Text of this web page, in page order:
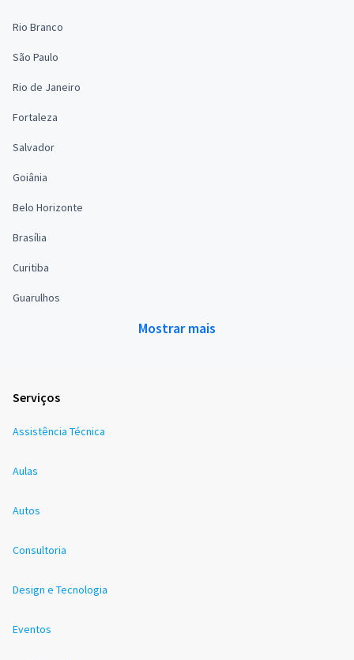
Rio Branco
São Paulo
Rio de Janeiro
Fortaleza
Salvador
Goiânia
Belo Horizonte
Brasília
Curitiba
Guarulhos
Mostrar mais
Serviços
Assistência Técnica
Aulas
Autos
Consultoria
Design e Tecnologia
Eventos